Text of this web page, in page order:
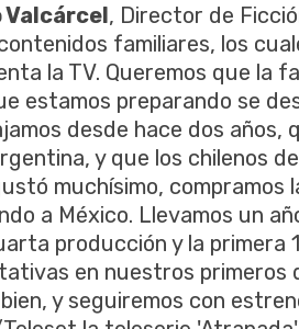
Valcárcel, Director de
familiares, los
la TV. Queremos que la
estamos preparando se
desde hace dos años,
y que los chilenos
muchísimo, compramos
a México. Llevamos un
producción y la primera
en nuestros primeros
y seguiremos con